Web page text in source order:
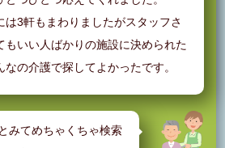
は3軒もまわりましたがスタッフさ
もいい人ばかりの施設に決められた
なの介護で探してよかったです。
みてめちゃくちゃ検索